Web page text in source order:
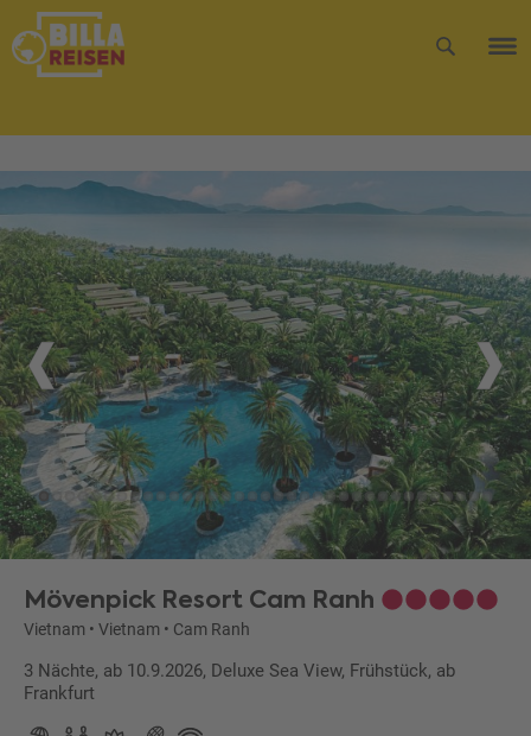
Mövenpick Resort Cam Ranh
Vietnam • Vietnam • Cam Ranh
3 Nächte, ab 10.9.2026, Deluxe Sea View, Frühstück, ab
Frankfurt